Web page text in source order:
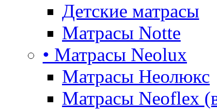
Детские матрасы
Матрасы Notte
• Матрасы Neolux
Матрасы Неолюкс
Матрасы Neoflex